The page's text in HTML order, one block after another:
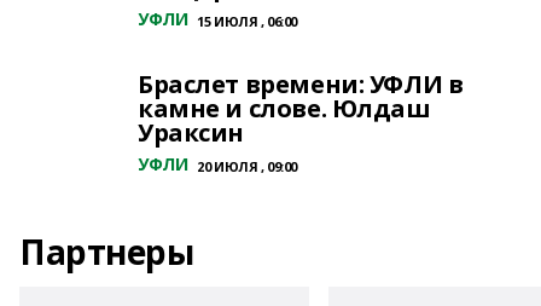
УФЛИ 15 ИЮЛЯ , 06:00
Браслет времени: УФЛИ в
камне и слове. Юлдаш
Ураксин
УФЛИ 20 ИЮЛЯ , 09:00
Партнеры